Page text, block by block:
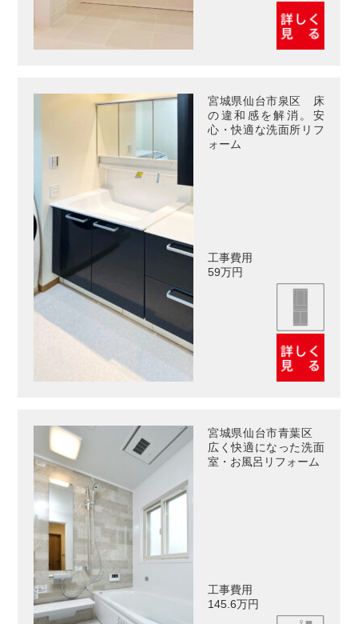
宮城県仙台市泉区 床
の違和感を解消。安
心・快適な洗面所リフ
ォーム
工事費用
59万円
宮城県仙台市青葉区
広く快適になった洗面
室・お風呂リフォーム
工事費用
145.6万円